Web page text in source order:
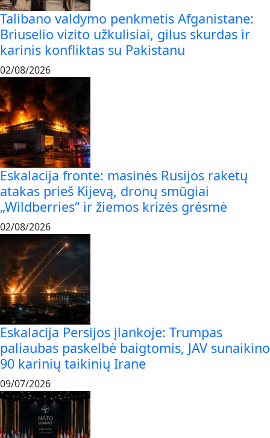
Talibano valdymo penkmetis Afganistane:
Briuselio vizito užkulisiai, gilus skurdas ir
karinis konfliktas su Pakistanu
02/08/2026
Eskalacija fronte: masinės Rusijos raketų
atakas prieš Kijevą, dronų smūgiai
„Wildberries“ ir žiemos krizės grėsmė
02/08/2026
Eskalacija Persijos įlankoje: Trumpas
paliaubas paskelbė baigtomis, JAV sunaikino
90 karinių taikinių Irane
09/07/2026